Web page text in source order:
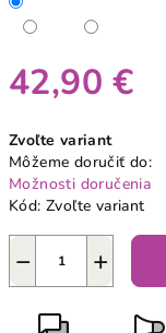
42,90 €
cena:
Zvoľte variant
Môžeme doručiť do:
Možnosti doručenia
Kód: Zvoľte variant
+
−